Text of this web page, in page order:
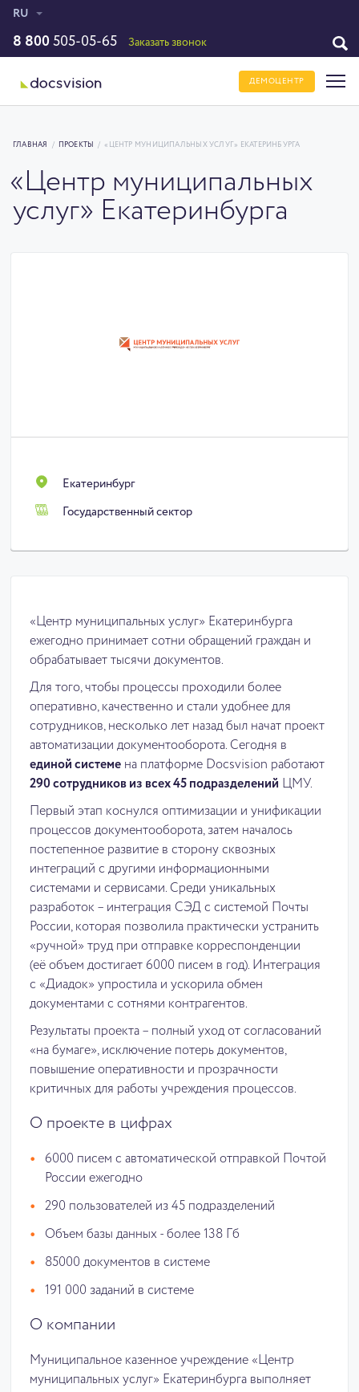
RU
8 800 505-05-65 Заказать звонок
ДЕМОЦЕНТР
ГЛАВНАЯ / ПРОЕКТЫ / «ЦЕНТР МУНИЦИПАЛЬНЫХ УСЛУГ» ЕКАТЕРИНБУРГА
«Центр муниципальных
услуг» Екатеринбурга
Екатеринбург
Государственный сектор
«Центр муниципальных услуг» Екатеринбурга
ежегодно принимает сотни обращений граждан и
обрабатывает тысячи документов.
Для того, чтобы процессы проходили более
оперативно, качественно и стали удобнее для
сотрудников, несколько лет назад был начат проект
автоматизации документооборота. Сегодня в
единой системе на платформе Docsvision работают
290 сотрудников из всех 45 подразделений ЦМУ.
Первый этап коснулся оптимизации и унификации
процессов документооборота, затем началось
постепенное развитие в сторону сквозных
интеграций с другими информационными
системами и сервисами. Среди уникальных
разработок – интеграция СЭД с системой Почты
России, которая позволила практически устранить
«ручной» труд при отправке корреспонденции
(её объем достигает 6000 писем в год). Интеграция
с «Диадок» упростила и ускорила обмен
документами с сотнями контрагентов.
Результаты проекта – полный уход от согласований
«на бумаге», исключение потерь документов,
повышение оперативности и прозрачности
критичных для работы учреждения процессов.
О проекте в цифрах
6000 писем с автоматической отправкой Почтой
России ежегодно
290 пользователей из 45 подразделений
Объем базы данных - более 138 Гб
85000 документов в системе
191 000 заданий в системе
О компании
Муниципальное казенное учреждение «Центр
муниципальных услуг» Екатеринбурга выполняет